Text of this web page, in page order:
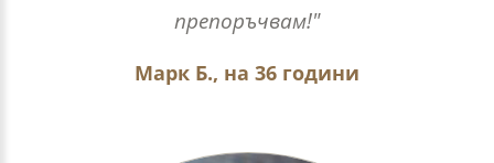
препоръчвам!"
Марк Б., на 36 години